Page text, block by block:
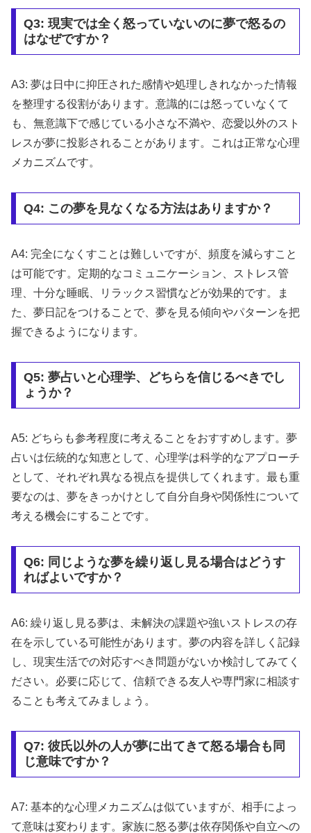
Q3: 現実では全く怒っていないのに夢で怒るの
はなぜですか？
A3: 夢は日中に抑圧された感情や処理しきれなかった情報
を整理する役割があります。意識的には怒っていなくて
も、無意識下で感じている小さな不満や、恋愛以外のスト
レスが夢に投影されることがあります。これは正常な心理
メカニズムです。
Q4: この夢を見なくなる方法はありますか？
A4: 完全になくすことは難しいですが、頻度を減らすこと
は可能です。定期的なコミュニケーション、ストレス管
理、十分な睡眠、リラックス習慣などが効果的です。ま
た、夢日記をつけることで、夢を見る傾向やパターンを把
握できるようになります。
Q5: 夢占いと心理学、どちらを信じるべきでし
ょうか？
A5: どちらも参考程度に考えることをおすすめします。夢
占いは伝統的な知恵として、心理学は科学的なアプローチ
として、それぞれ異なる視点を提供してくれます。最も重
要なのは、夢をきっかけとして自分自身や関係性について
考える機会にすることです。
Q6: 同じような夢を繰り返し見る場合はどうす
ればよいですか？
A6: 繰り返し見る夢は、未解決の課題や強いストレスの存
在を示している可能性があります。夢の内容を詳しく記録
し、現実生活での対応すべき問題がないか検討してみてく
ださい。必要に応じて、信頼できる友人や専門家に相談す
ることも考えてみましょう。
Q7: 彼氏以外の人が夢に出てきて怒る場合も同
じ意味ですか？
A7: 基本的な心理メカニズムは似ていますが、相手によっ
て意味は変わります。家族に怒る夢は依存関係や自立への